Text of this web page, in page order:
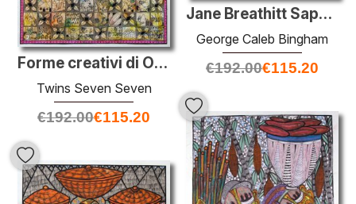
Jane Breathitt Sappington
George Caleb Bingham
€192.00€115.20
Forme creativi di Obatala Diary II
Twins Seven Seven
€192.00€115.20